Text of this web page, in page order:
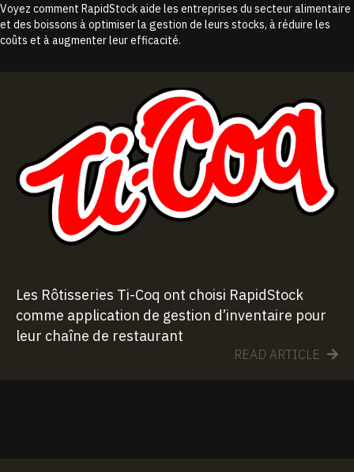
Voyez comment RapidStock aide les entreprises du secteur alimentaire
et des boissons à optimiser la gestion de leurs stocks, à réduire les
coûts et à augmenter leur efficacité.
Les Rôtisseries Ti-Coq ont choisi RapidStock
comme application de gestion d’inventaire pour
leur chaîne de restaurant
READ ARTICLE